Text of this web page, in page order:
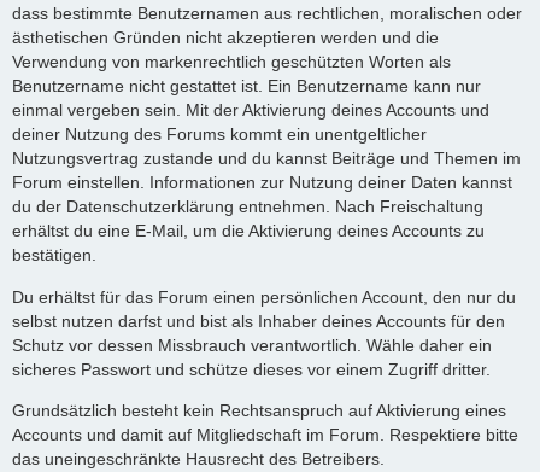
dass bestimmte Benutzernamen aus rechtlichen, moralischen oder
ästhetischen Gründen nicht akzeptieren werden und die
Verwendung von markenrechtlich geschützten Worten als
Benutzername nicht gestattet ist. Ein Benutzername kann nur
einmal vergeben sein. Mit der Aktivierung deines Accounts und
deiner Nutzung des Forums kommt ein unentgeltlicher
Nutzungsvertrag zustande und du kannst Beiträge und Themen im
Forum einstellen. Informationen zur Nutzung deiner Daten kannst
du der Datenschutzerklärung entnehmen. Nach Freischaltung
erhältst du eine E-Mail, um die Aktivierung deines Accounts zu
bestätigen.
Du erhältst für das Forum einen persönlichen Account, den nur du
selbst nutzen darfst und bist als Inhaber deines Accounts für den
Schutz vor dessen Missbrauch verantwortlich. Wähle daher ein
sicheres Passwort und schütze dieses vor einem Zugriff dritter.
Grundsätzlich besteht kein Rechtsanspruch auf Aktivierung eines
Accounts und damit auf Mitgliedschaft im Forum. Respektiere bitte
das uneingeschränkte Hausrecht des Betreibers.